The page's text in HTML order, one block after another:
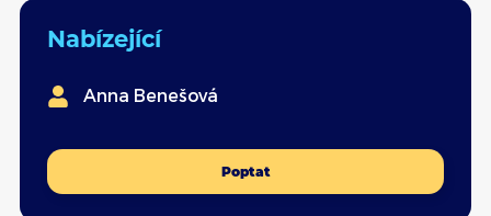
Nabízející
Anna Benešová
Poptat